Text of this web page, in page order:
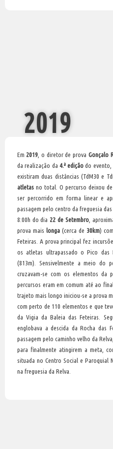
2019
Em 2019 , o diretor de prova Gonçalo
da realização da 4.ª ediçãodo evento,
existiram duas distâncias (TdM30 e
atletas no total. O percurso deixou
ser percorrido em forma linear e
passagem pelo centro da freguesia
8:00h do dia 22 de Setembro ,
prova mais longa (cerca de 30km)
Feteiras. A prova principal fez
os atletas ultrapassado o Pico das
(813m). Sensivelmente a meio do
cruzavam-se com os elementos
percursos eram em comum até ao
trajeto mais longo iniciou-se a prova
com perto de 110 elementos e que
da Vigia da Baleia das Feteiras.
englobava a descida da Rocha das
passagem pelo caminho velho da
para finalmente atingirem a meta,
situada no Centro Social e Paroquial
na freguesia da Relva.